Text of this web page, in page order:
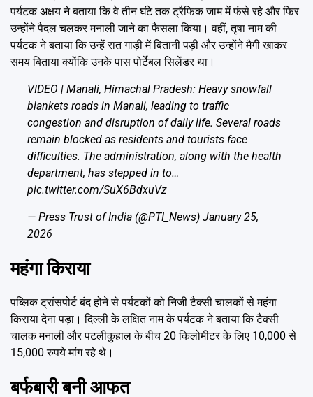
पर्यटक अक्षय ने बताया कि वे तीन घंटे तक ट्रैफिक जाम में फंसे रहे और फिर
उन्होंने पैदल चलकर मनाली जाने का फैसला किया। वहीं, तृषा नाम की
पर्यटक ने बताया कि उन्हें रात गाड़ी में बितानी पड़ी और उन्होंने मैगी खाकर
समय बिताया क्योंकि उनके पास पोर्टेबल सिलेंडर था।
VIDEO | Manali, Himachal Pradesh: Heavy snowfall
blankets roads in Manali, leading to traffic
congestion and disruption of daily life. Several roads
remain blocked as residents and tourists face
difficulties. The administration, along with the health
department, has stepped in to…
pic.twitter.com/SuX6BdxuVz
— Press Trust of India (@PTI_News) January 25,
2026
महंगा किराया
पब्लिक ट्रांसपोर्ट बंद होने से पर्यटकों को निजी टैक्सी चालकों से महंगा
किराया देना पड़ा। दिल्ली के लक्षित नाम के पर्यटक ने बताया कि टैक्सी
चालक मनाली और पटलीकुहाल के बीच 20 किलोमीटर के लिए 10,000 से
15,000 रुपये मांग रहे थे।
बर्फबारी बनी आफत